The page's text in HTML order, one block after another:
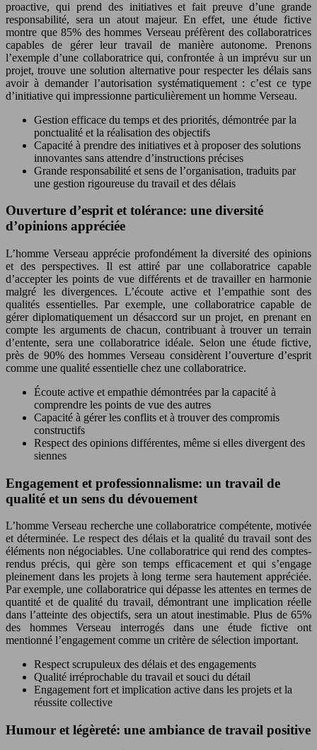
proactive, qui prend des initiatives et fait preuve d’une grande
responsabilité, sera un atout majeur. En effet, une étude fictive
montre que 85% des hommes Verseau préfèrent des collaboratrices
capables de gérer leur travail de manière autonome. Prenons
l’exemple d’une collaboratrice qui, confrontée à un imprévu sur un
projet, trouve une solution alternative pour respecter les délais sans
avoir à demander l’autorisation systématiquement : c’est ce type
d’initiative qui impressionne particulièrement un homme Verseau.
Gestion efficace du temps et des priorités, démontrée par la
ponctualité et la réalisation des objectifs
Capacité à prendre des initiatives et à proposer des solutions
innovantes sans attendre d’instructions précises
Grande responsabilité et sens de l’organisation, traduits par
une gestion rigoureuse du travail et des délais
Ouverture d’esprit et tolérance: une diversité
d’opinions appréciée
L’homme Verseau apprécie profondément la diversité des opinions
et des perspectives. Il est attiré par une collaboratrice capable
d’accepter les points de vue différents et de travailler en harmonie
malgré les divergences. L’écoute active et l’empathie sont des
qualités essentielles. Par exemple, une collaboratrice capable de
gérer diplomatiquement un désaccord sur un projet, en prenant en
compte les arguments de chacun, contribuant à trouver un terrain
d’entente, sera une collaboratrice idéale. Selon une étude fictive,
près de 90% des hommes Verseau considèrent l’ouverture d’esprit
comme une qualité essentielle chez une collaboratrice.
Écoute active et empathie démontrées par la capacité à
comprendre les points de vue des autres
Capacité à gérer les conflits et à trouver des compromis
constructifs
Respect des opinions différentes, même si elles divergent des
siennes
Engagement et professionnalisme: un travail de
qualité et un sens du dévouement
L’homme Verseau recherche une collaboratrice compétente, motivée
et déterminée. Le respect des délais et la qualité du travail sont des
éléments non négociables. Une collaboratrice qui rend des comptes-
rendus précis, qui gère son temps efficacement et qui s’engage
pleinement dans les projets à long terme sera hautement appréciée.
Par exemple, une collaboratrice qui dépasse les attentes en termes de
quantité et de qualité du travail, démontrant une implication réelle
dans l’atteinte des objectifs, sera un atout inestimable. Plus de 65%
des hommes Verseau interrogés dans une étude fictive ont
mentionné l’engagement comme un critère de sélection important.
Respect scrupuleux des délais et des engagements
Qualité irréprochable du travail et souci du détail
Engagement fort et implication active dans les projets et la
réussite collective
Humour et légèreté: une ambiance de travail positive